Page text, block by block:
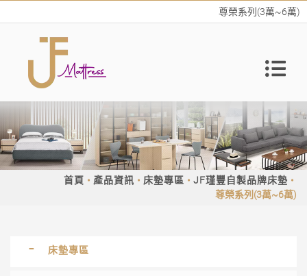
尊榮系列(3萬~6萬)
首頁 產品資訊 床墊專區
JF瑾豐自製品牌床墊
尊榮系列(3萬~6萬)
床墊專區